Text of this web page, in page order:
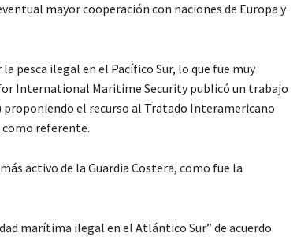
mayor cooperación con naciones de Europa y
pesca ilegal en el Pacífico Sur, lo que fue muy
International Maritime Security publicó un trabajo
proponiendo el recurso al Tratado Interamericano
como referente.
activo de la Guardia Costera, como fue la
marítima ilegal en el Atlántico Sur” de acuerdo